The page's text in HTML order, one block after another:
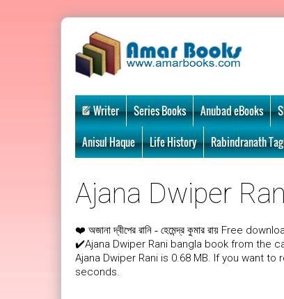
Writer Series Books Anubad eBooks
Anisul Haque Life History Rabindranath
Ajana Dwiper
❤️ অজানা দ্বীপের রানি - হেমেন্দ্র কুমার রায় Free
✔️Ajana Dwiper Rani bangla book from the
Ajana Dwiper Rani is 0.68 MB. If you want
seconds.